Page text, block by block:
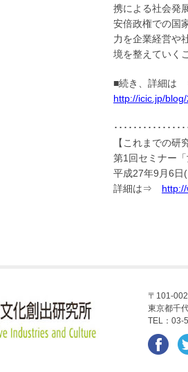
携による社会発
安倍政権での国
力を企業経営や
境を整えていく
■続き、詳細
http://icic.jp/
･･････････････
【これまでの研
第1回セミナー
平成27年9月6日
詳細は⇒
〒101-
東京都千
TEL：